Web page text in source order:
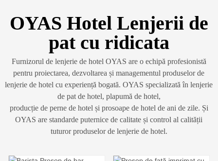
OYAS Hotel Lenjerii de
pat cu ridicata
Furnizorul de lenjerie de hotel OYAS are o echipă profesionistă
pentru proiectarea, dezvoltarea și managementul produselor de
lenjerie de hotel cu experiență bogată. OYAS specializată în lenjerie
de pat de hotel, plapumă de hotel,
producție de perne de hotel și prosoape de hotel de ani de zile. Și
OYAS are standarde puternice de calitate și control al calității
tuturor produselor de lenjerie de hotel.